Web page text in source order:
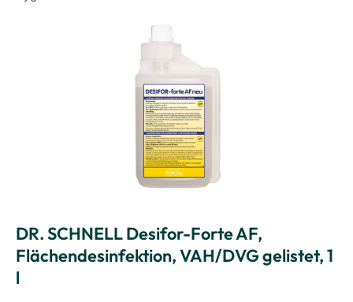
Bildergalerie überspringen
DR. SCHNELL Desifor-Forte AF,
Flächendesinfektion, VAH/DVG gelistet, 1
l